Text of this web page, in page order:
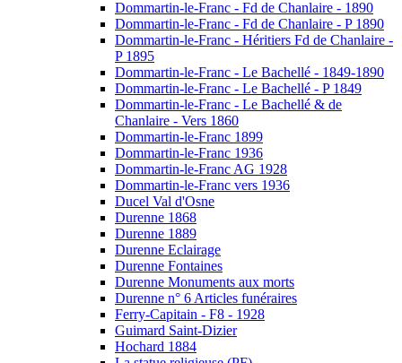
Dommartin-le-Franc - Fd de Chanlaire - 1890
Dommartin-le-Franc - Fd de Chanlaire - P 1890
Dommartin-le-Franc - Héritiers Fd de Chanlaire -
P 1895
Dommartin-le-Franc - Le Bachellé - 1849-1890
Dommartin-le-Franc - Le Bachellé - P 1849
Dommartin-le-Franc - Le Bachellé & de
Chanlaire - Vers 1860
Dommartin-le-Franc 1899
Dommartin-le-Franc 1936
Dommartin-le-Franc AG 1928
Dommartin-le-Franc vers 1936
Ducel Val d'Osne
Durenne 1868
Durenne 1889
Durenne Eclairage
Durenne Fontaines
Durenne Monuments aux morts
Durenne n° 6 Articles funéraires
Ferry-Capitain - F8 - 1928
Guimard Saint-Dizier
Hochard 1884